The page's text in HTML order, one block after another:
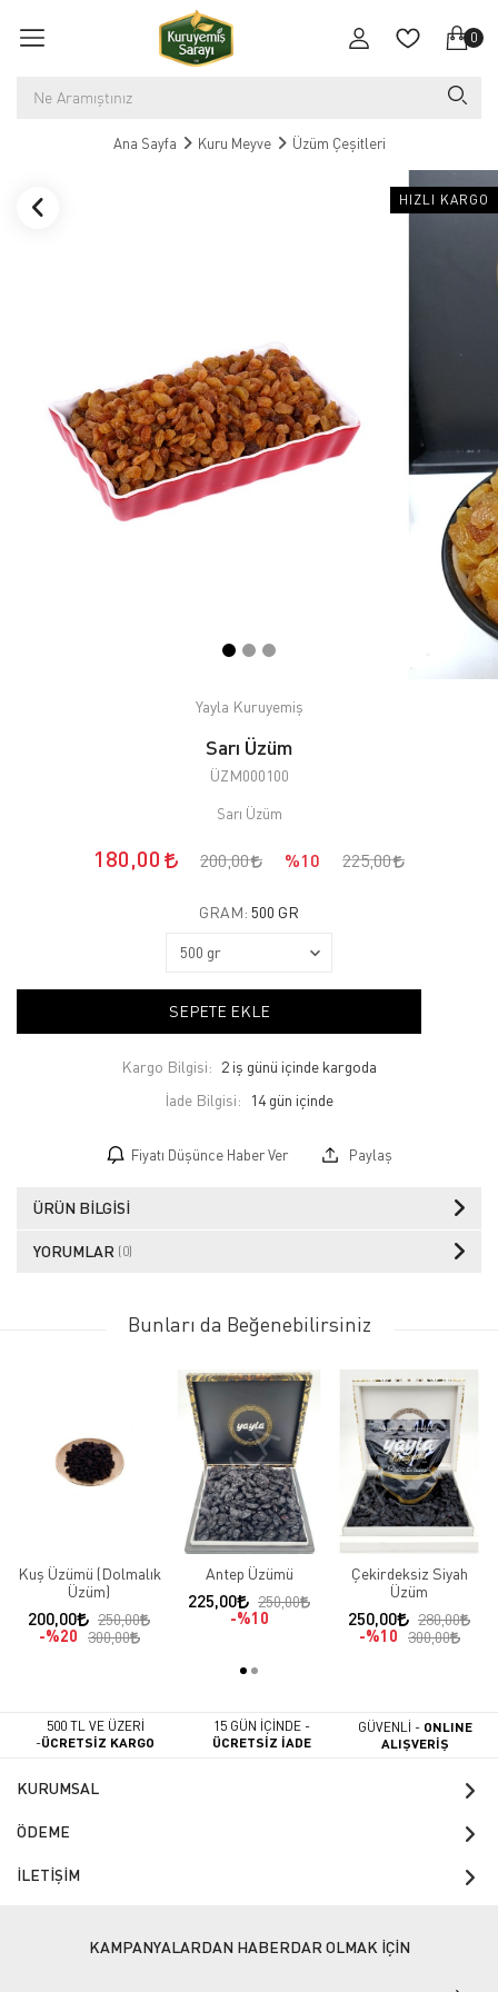
0
Ana Sayfa Kuru Meyve Üzüm Çeşitleri
HIZLI KARGO
Yayla Kuruyemiş
Sarı Üzüm
ÜZM000100
Sarı Üzüm
180,00 200,00 %10 225,00
GRAM: 500 GR
SEPETE EKLE
Kargo Bilgisi: 2 iş günü içinde kargoda
İade Bilgisi:
Fiyatı Düşünce Haber Ver Paylaş
ÜRÜN BILGISI
YORUMLAR (0)
Bunları da Beğenebilirsiniz
Kuş Üzümü (Dolmalık
Üzüm)
200,00
250,00
%20 300,00
Antep Üzümü
225,00
250,00
%10
Çekirdeksiz Siyah
Üzüm
250,00
280,00
%10 300,00
500 TL VE ÜZERİ
-ÜCRETSİZ KARGO
15 GÜN İÇİNDE -
ÜCRETSİZ İADE
GÜVENLİ - ONLINE
ALIŞVERİŞ
KURUMSAL
ÖDEME
İLETİŞİM
KAMPANYALARDAN HABERDAR OLMAK İÇİN